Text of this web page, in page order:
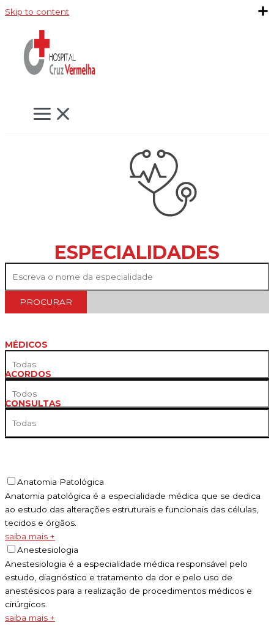
Skip to content
ESPECIALIDADES
PROCURAR
MÉDICOS
ACORDOS
CONSULTAS
Anatomia Patológica
Anatomia patológica é a especialidade médica que se dedica
ao estudo das alterações estruturais e funcionais das células,
tecidos e órgãos.
saiba mais +
Anestesiologia
Anestesiologia é a especialidade médica responsável pelo
estudo, diagnóstico e tratamento da dor e pelo uso de
anestésicos para a realização de procedimentos médicos e
cirúrgicos.
saiba mais +